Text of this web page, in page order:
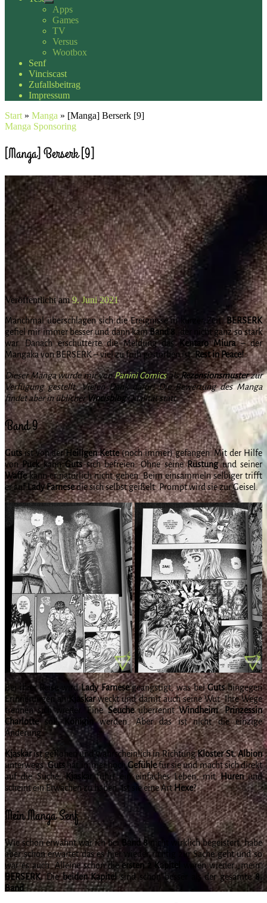
Apps
Games
TV
Versus
Wootbox
Senf
Vinciscast
Zufallsbeitrag
Impressum
Start » Manga » [Manga] Berserk [9]
Manga Sponsoring
[Manga] Berserk [9]
Veröffentlicht am9. Juni 2021
Manchmal überschlagen sich die Ereignisse in kurzer Zeit.BERSERK
gefiel mir immer besser und dann kamBand 8 , der nicht ganz so stark
war. Danach erschütterte die Meldung dasKentaro Miura– der
Mangaka von BERSERK – viel zu früh gestorben ist.Rest in Peace!
Dieser Manga wurde mir vonPanini ComicsalsRezensionsmusterzur
Verfügung gestellt. Vielen Dank dafür! Die Bewertung des Manga
findet aber in üblicherVincisblogQualität statt.
Band 9
Gutsist von derHeiligen Kette(noch immer) gefangen. Mit der Hilfe
vonPuckkannGutssich befreien. Ohne seineRüstungund seiner
Waffekann er natürlich nicht gehen. Beim einsammeln selbiger trifft
er aufLadyFarnesedie sich selbst geißelt. Prompt wird sie zur Geisel.
Bei ihrer Reise wirdLady Farnesegeängstigt, was beiGutshingegen
Erinnerungen anKjaskarweckt und damit auch seine Wut. Ihre Wege
trennen sich wieder. EineSeucheüberrenntWindheim.Prinzessin
Charlottesoll Königin werden. Aber das ist nicht die einzige
Änderung.
Kjaskarist geflohen und wahrscheinlich in RichtungKloster St. Albion
unterwegs.Guts hat immer nochGefühlefür sie und macht sich direkt
auf die Suche.Kjaskar führt ein einfaches Leben, mitHurenund
scheint ein Erwachen zu haben. Ist sie eine ArtHexe?
Mein Manga Senf
Wie schon erwähnt war ich bei Band 8nicht wirklich begeistert, habe
aber schon erwartet das es hier wieder richtig zur Sache geht und so
war es auch. Alleine schon dieersten 2 Kapitel
waren wieder „mein“
BERSERK. Diebeiden Kapitelsind schon besser als der gesamte8.
Band.